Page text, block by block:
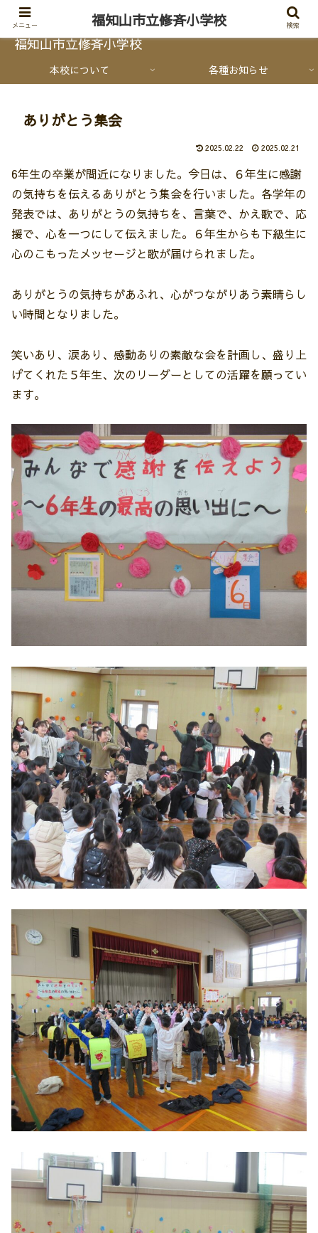
福知山市立修斉小学校
本校について 各種お知らせ
ありがとう集会
2025.02.22 2025.02.21
6年生の卒業が間近になりました。今日は、６年生に感謝
の気持ちを伝えるありがとう集会を行いました。各学年の
発表では、ありがとうの気持ちを、言葉で、かえ歌で、応
援で、心を一つにして伝えました。６年生からも下級生に
心のこもったメッセージと歌が届けられました。
ありがとうの気持ちがあふれ、心がつながりあう素晴らし
い時間となりました。
笑いあり、涙あり、感動ありの素敵な会を計画し、盛り上
げてくれた５年生、次のリーダーとしての活躍を願ってい
ます。
メニュー 福知山市立修斉小学校 検索